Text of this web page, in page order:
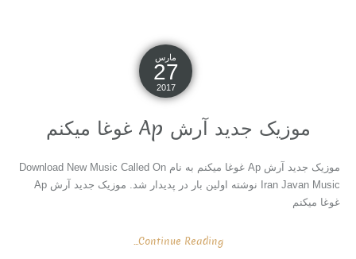
مارس
27
2017
موزیک جدید آرش Ap غوغا میکنم
موزیک جدید آرش Ap غوغا میکنم به نام Download New Music Called On
Iran Javan Music نوشته اولین بار در پدیدار شد. موزیک جدید آرش Ap
غوغا میکنم
Continue Reading...